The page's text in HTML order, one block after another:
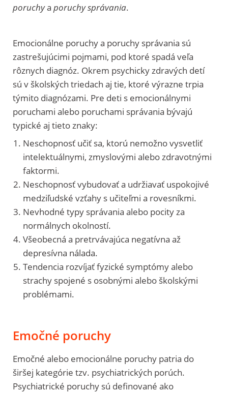
poruchya poruchy správania.
Emocionálne poruchy a poruchy správania sú
zastrešujúcimi pojmami, pod ktoré spadá veľa
rôznych diagnóz. Okrem psychicky zdravých detí
sú v školských triedach aj tie, ktoré výrazne trpia
týmito diagnózami. Pre deti s emocionálnymi
poruchami alebo poruchami správania bývajú
typické aj tieto znaky:
Neschopnosť učiť sa, ktorú nemožno vysvetliť
intelektuálnymi, zmyslovými alebo zdravotnými
faktormi.
Neschopnosť vybudovať a udržiavať uspokojivé
medziľudské vzťahy s učiteľmi a rovesníkmi.
Nevhodné typy správania alebo pocity za
normálnych okolností.
Všeobecná a pretrvávajúca negatívna až
depresívna nálada.
Tendencia rozvíjať fyzické symptómy alebo
strachy spojené s osobnými alebo školskými
problémami.
Emočné poruchy
Emočné alebo emocionálne poruchy patria do
širšej kategórie tzv. psychiatrických porúch.
Psychiatrické poruchy sú definované ako